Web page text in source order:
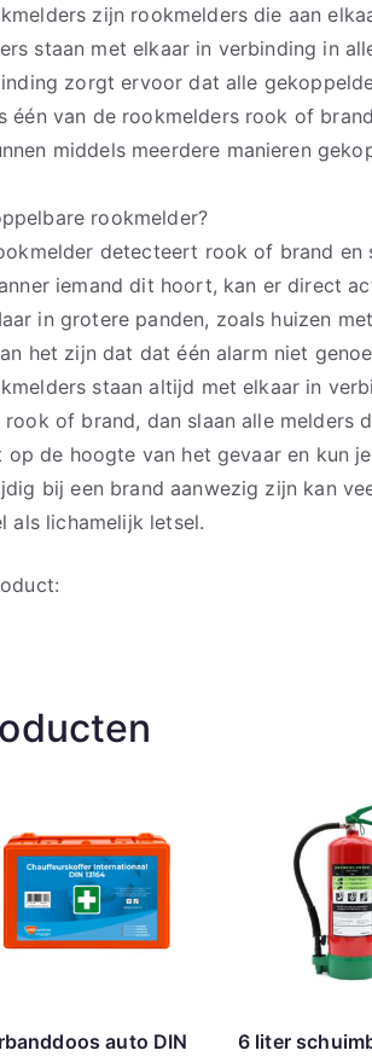
zijn rookmelders die aan
staan met elkaar in verbinding in
zorgt ervoor dat alle
één van de rookmelders rook of
middels meerdere manieren
rookmelder?
detecteert rook of brand
iemand dit hoort, kan er direct
in grotere panden, zoals huizen
het zijn dat dat één alarm niet
staan altijd met elkaar in
rook of brand, dan slaan alle melders
de hoogte van het gevaar en kun
bij een brand aanwezig zijn kan
als lichamelijk letsel.
auto DIN
6 liter